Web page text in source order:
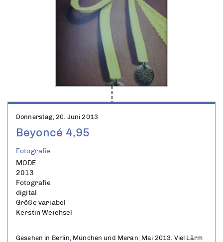
Donnerstag, 20. Juni 2013
Beyoncé 4,95
Fotografie
MODE
2013
Fotografie
digital
Größe variabel
Kerstin Weichsel
Gesehen in Berlin, München und Meran, Mai 2013. Viel Lärm